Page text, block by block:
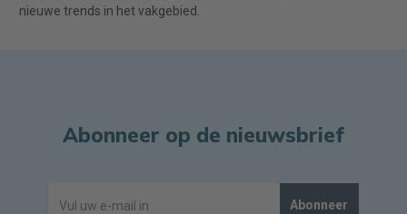
nieuwe trends in het vakgebied.
Abonneer op de nieuwsbrief
Abonneer